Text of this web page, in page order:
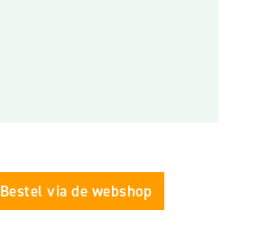
Bestel via de webshop